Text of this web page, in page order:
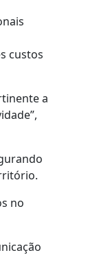
custos
a
no